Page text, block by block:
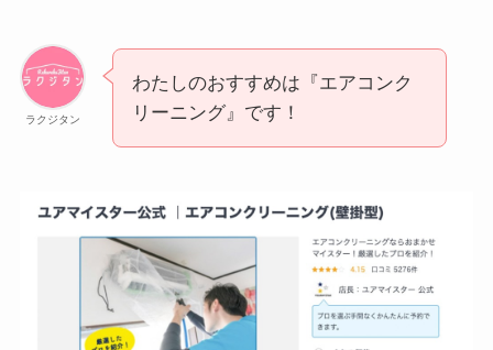
ラクジタン
わたしのおすすめは『エアコンク
リーニング』です！